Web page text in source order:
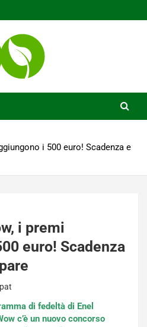
i 500 euro! Scadenza e
i premi
euro! Scadenza
di fedeltà di Enel
c’è un nuovo concorso